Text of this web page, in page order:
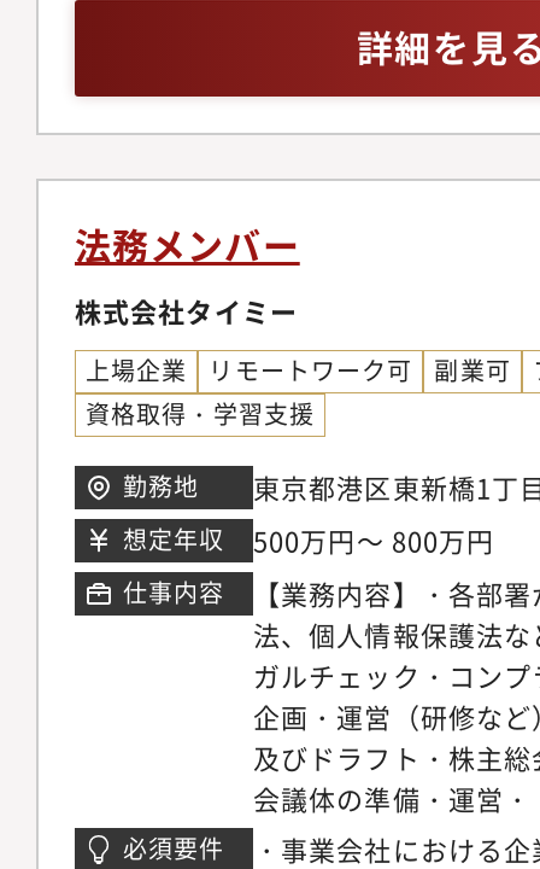
プライアンス向上施
業務【仕事の魅力】
おいて法務部門は、
ら適切な法的アドバ
長をサポートする事
車業界特有の法律や
が得られるため、本
ける重要な課題に幅
す。【キャリステッ
約書のリーガルチェ
におけるリスク分析
ンス3．D&Dグループ
ンプライアンス向上
【部署構成】 男性：
■雇用元：株式会社
向先：D&Dホールデ
を俯瞰する株式会社
は、対外的事業を推
式会社D&Dマネージ
全て業務遂行してい
プ全体を俯瞰する業
詳細を見
法務メンバー
株式会社タイミー
上場企業 リモートワーク可 副業可
資格取得・学習支援
勤務地
東京都港区東新橋1丁
ター35階
想定年収 500万円～ 800万円
仕事内容
【業務内容】・各部
法、個人情報保護法
ガルチェック・コン
企画・運営（研修な
及びドラフト・株主
会議体の準備・運営
ント対応・商業登記
必須要件
・事業会社における